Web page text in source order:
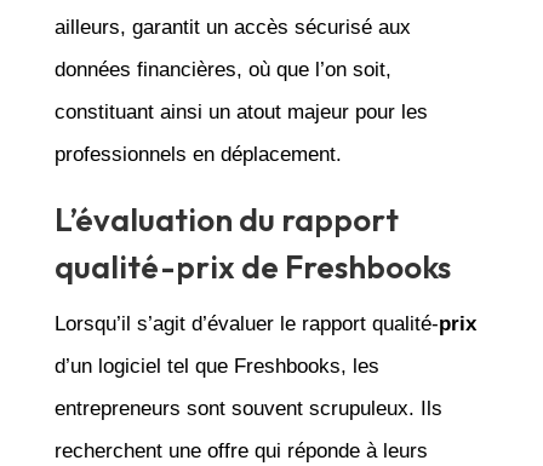
ailleurs, garantit un accès sécurisé aux
données financières, où que l’on soit,
constituant ainsi un atout majeur pour les
professionnels en déplacement.
L’évaluation du rapport
qualité-prix de Freshbooks
Lorsqu’il s’agit d’évaluer le rapport qualité-prix
d’un logiciel tel que Freshbooks, les
entrepreneurs sont souvent scrupuleux. Ils
recherchent une offre qui réponde à leurs